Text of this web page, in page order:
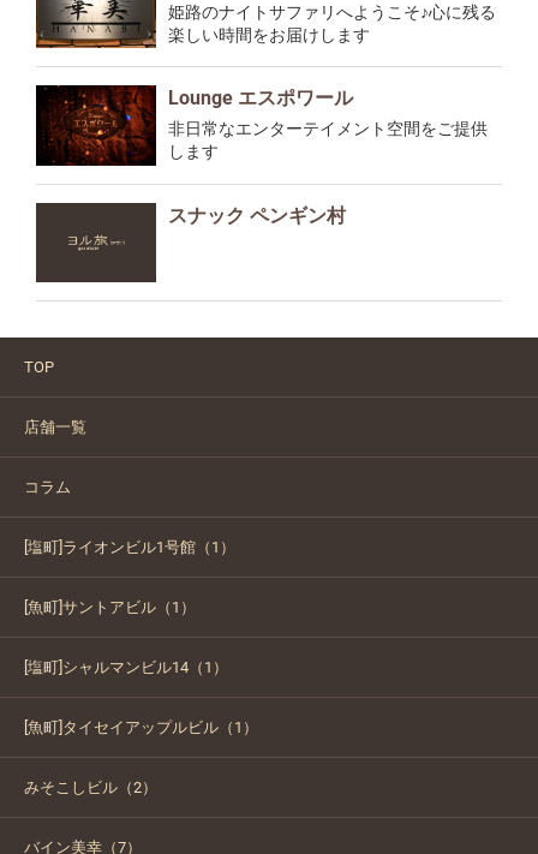
姫路のナイトサファリへようこそ♪心に残る
楽しい時間をお届けします
Lounge エスポワール
非日常なエンターテイメント空間をご提供
します
スナック ペンギン村
TOP
店舗一覧
コラム
[塩町]ライオンビル1号館（1）
[魚町]サントアビル（1）
[塩町]シャルマンビル14（1）
[魚町]タイセイアップルビル（1）
みそこしビル（2）
バイン美幸（7）